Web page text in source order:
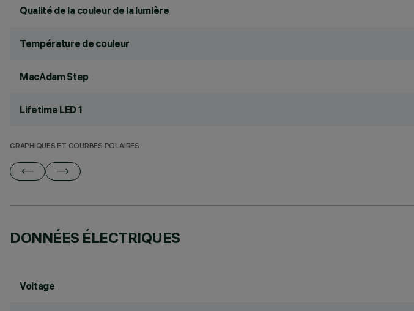
Qualité de la couleur de la lumière
Température de couleur
MacAdam Step
Lifetime LED 1
GRAPHIQUES ET COURBES POLAIRES
DONNÉES ÉLECTRIQUES
Voltage